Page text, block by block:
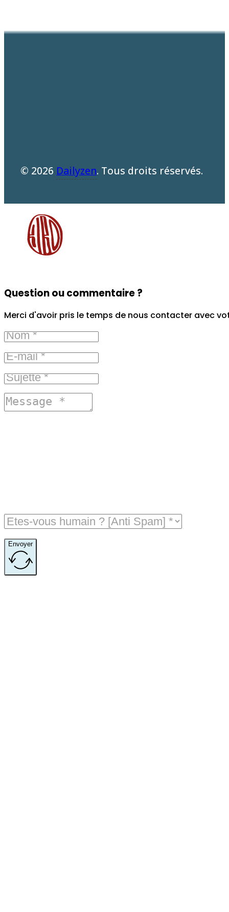
© 2026 Dailyzen. Tous droits réservés.
Question ou commentaire ?
Merci d'avoir pris le temps de nous contacter avec
Envoyer